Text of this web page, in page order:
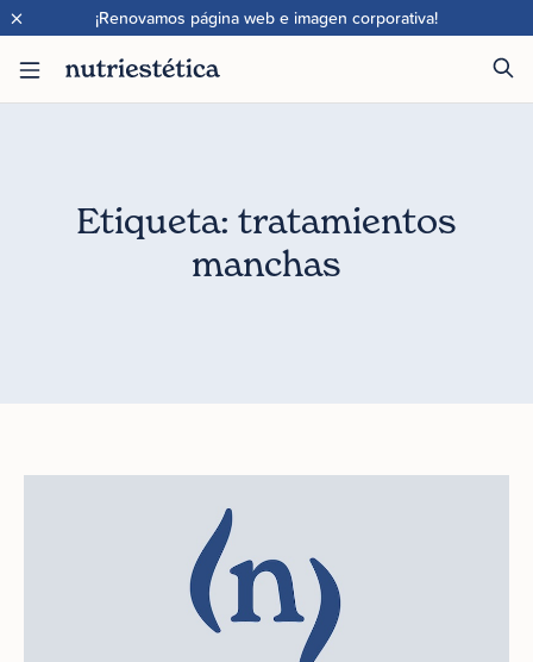
¡Renovamos página web e imagen corporativa!
×
Etiqueta: tratamientos
manchas